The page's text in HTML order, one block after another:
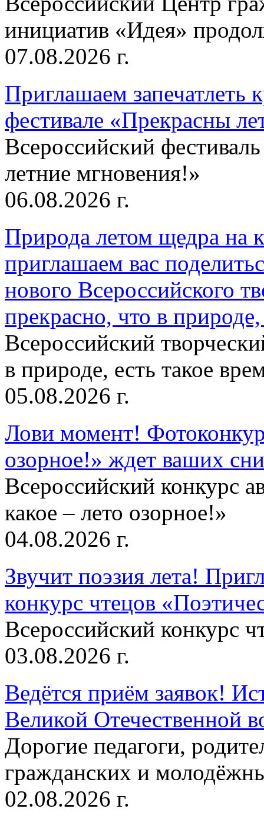
инициатив «Идея»
07.08.2026 г.
Приглашаем запечатлеть
фестивале «Прекрасны
Всероссийский
летние мгновения!»
06.08.2026 г.
Природа летом щедра на
приглашаем вас
нового Всероссийского
прекрасно, что в
Всероссийский
в природе, есть такое
05.08.2026 г.
Лови момент!
озорное!» ждет ваших
Всероссийский конкурс
какое – лето озорное!»
04.08.2026 г.
Звучит поэзия лета!
конкурс чтецов
Всероссийский конкурс
03.08.2026 г.
Ведётся приём заявок!
Великой Отечественной
Дорогие педагоги,
гражданских и
02.08.2026 г.